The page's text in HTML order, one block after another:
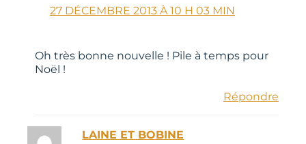
27 DÉCEMBRE 2013 À 10 H 03 MIN
Oh très bonne nouvelle ! Pile à temps pour
Noël !
Répondre
LAINE ET BOBINE